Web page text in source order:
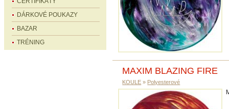
DÁRKOVÉ POUKAZY
BAZAR
TRÉNING
MAXIM BLAZING FIRE
KOULE » Polyesterové